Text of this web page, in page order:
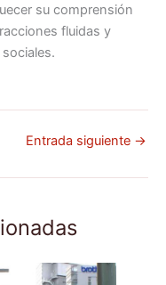
su comprensión
fluidas y
Entrada siguiente →